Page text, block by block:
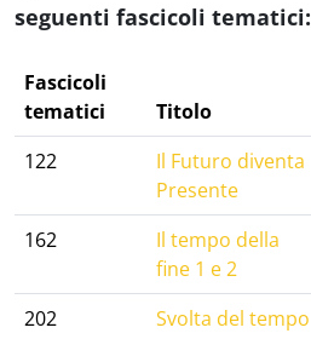
seguenti fascicoli tematici:
Fascicoli
tematici
Titolo
122
Il Futuro diventa
Presente
162
Il tempo della
fine 1 e 2
202
Svolta del tempo